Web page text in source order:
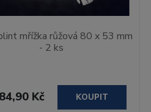
mřížka růžová 80 x 53 mm
- 2 ks
Kč KOUPIT